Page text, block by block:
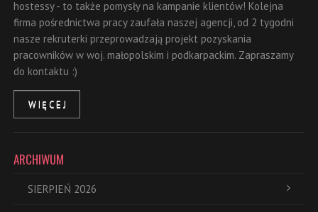
hostessy - to także pomysły na kampanie klientów! Kolejna
firma pośrednictwa pracy zaufała naszej agencji, od 2 tygodni
nasze rekruterki przeprowadzają projekt pozyskania
pracowników w woj. małopolskim i podkarpackim. Zapraszamy
do kontaktu :)
WIĘCEJ
ARCHIWUM
SIERPIEŃ 2026